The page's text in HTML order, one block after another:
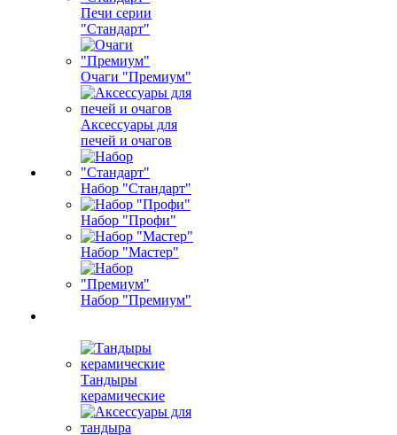
Печи серии
"Стандарт"
Очаги "Премиум"
Аксессуары для
печей и очагов
Набор "Стандарт"
Набор "Профи"
Набор "Мастер"
Набор "Премиум"
Тандыры
керамические